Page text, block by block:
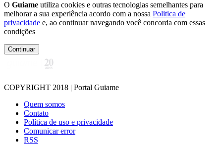
O Guiame utiliza cookies e outras tecnologias semelhantes para
melhorar a sua experiência acordo com a nossa Politica de
privacidade e, ao continuar navegando você concorda com essas
condições
Continuar
COPYRIGHT 2018 | Portal Guiame
Quem somos
Contato
Política de uso e privacidade
Comunicar error
RSS